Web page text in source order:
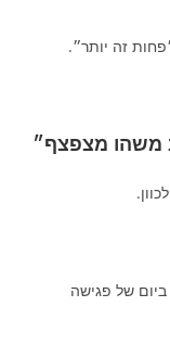
זה יותר״.
של פגישה